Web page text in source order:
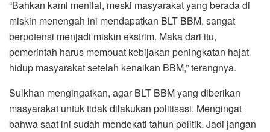
“Bahkan kami menilai, meski masyarakat yang berada di
miskin menengah ini mendapatkan BLT BBM, sangat
berpotensi menjadi miskin ekstrim. Maka dari itu,
pemerintah harus membuat kebijakan peningkatan hajat
hidup masyarakat setelah kenaikan BBM,” terangnya.
Sulkhan mengingatkan, agar BLT BBM yang diberikan
masyarakat untuk tidak dilakukan politisasi. Mengingat
bahwa saat ini sudah mendekati tahun politik. Jadi jangan